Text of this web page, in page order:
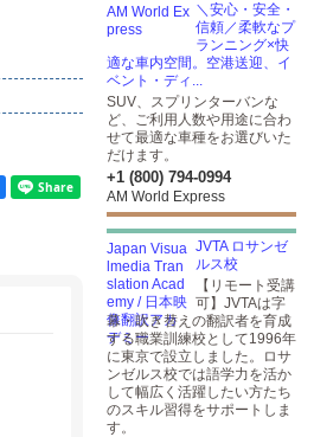
＼安心・安全・
信頼／柔軟なプ
ランニング×快
適な車内空間。空港送迎、イ
ベント・ディ...
SUV、スプリンターバンな
ど、ご利用人数や用途に合わ
せて最適な車種をお選びいた
だけます。
+1 (800) 794-0994
AM World Express
JVTA ロサンゼ
ルス校
【リモート受講
可】JVTAは字
幕・吹き替えの翻訳者を育成
する職業訓練校として1996年
に東京で設立しました。ロサ
ンゼルス校では語学力を活か
して幅広く活躍したい方たち
のスキル習得をサポートしま
す。